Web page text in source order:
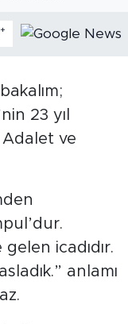
+
23 yıl
Adalet ve
icadıdır.
anlamı